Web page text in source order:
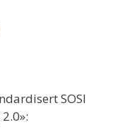
SOSI